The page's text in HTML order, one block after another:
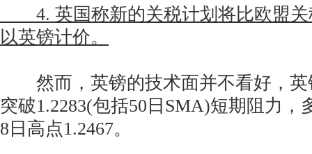
4. 英国称新的关税计划将比欧盟关
以英镑计价。
然而，英镑的技术面并不看好，英
突破1.2283(包括50日SMA)短期阻力，
8日高点1.2467。